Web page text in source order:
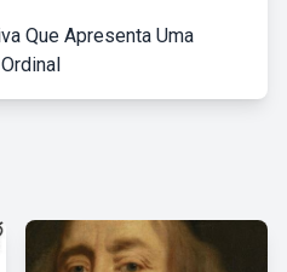
Que Apresenta Uma